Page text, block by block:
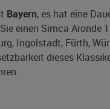
Bayern, es hat eine
einen Simca Aronde
Ingolstadt, Fürth,
dieses